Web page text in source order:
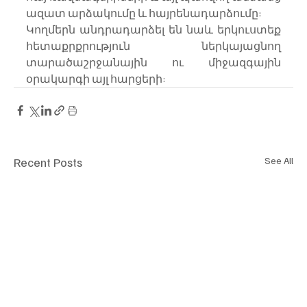
ազատ արձակումը և հայրենադարձումը:
Կողմերն անդրադարձել են նաև երկուստեք
հետաքրքրություն ներկայացնող
տարածաշրջանային ու միջազգային
օրակարգի այլ հարցերի:
Recent Posts See All